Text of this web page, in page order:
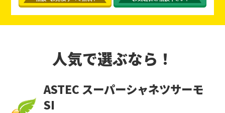
人気で選ぶなら！
ASTEC スーパーシャネツサーモ
SI